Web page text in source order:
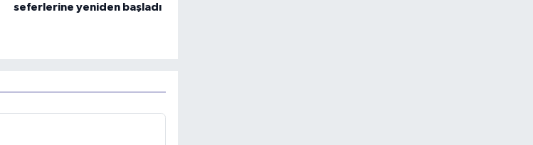
seferlerine yeniden başladı